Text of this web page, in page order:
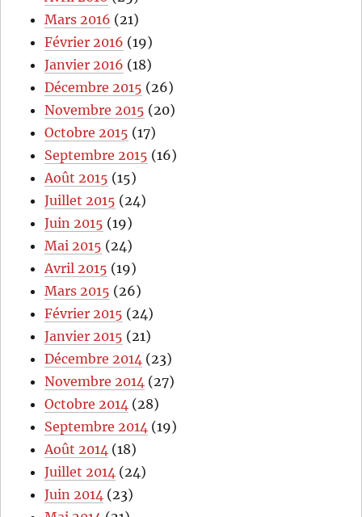
Mars 2016 (21)
Février 2016 (19)
Janvier 2016 (18)
Décembre 2015 (26)
Novembre 2015 (20)
Octobre 2015 (17)
Septembre 2015 (16)
Août 2015 (15)
Juillet 2015 (24)
Juin 2015 (19)
Mai 2015 (24)
Avril 2015 (19)
Mars 2015 (26)
Février 2015 (24)
Janvier 2015 (21)
Décembre 2014 (23)
Novembre 2014 (27)
Octobre 2014 (28)
Septembre 2014 (19)
Août 2014 (18)
Juillet 2014 (24)
Juin 2014 (23)